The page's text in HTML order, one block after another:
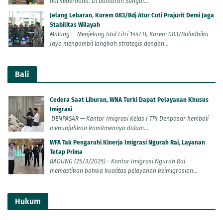
Jelang Lebaran, Korem 083/Bdj Atur Cuti Prajurit Demi Jaga
Stabilitas Wilayah
Malang — Menjelang Idul Fitri 1447 H, Korem 083/Baladhika
Jaya mengambil langkah strategis dengan...
Bali
Cedera Saat Liburan, WNA Turki Dapat Pelayanan Khusus
Imigrasi
DENPASAR — Kantor Imigrasi Kelas I TPI Denpasar kembali
menunjukkan komitmennya dalam...
WFA Tak Pengaruhi Kinerja Imigrasi Ngurah Rai, Layanan
Tetap Prima
BADUNG (25/3/2025) - Kantor Imigrasi Ngurah Rai
memastikan bahwa kualitas pelayanan keimigrasian...
Hukum